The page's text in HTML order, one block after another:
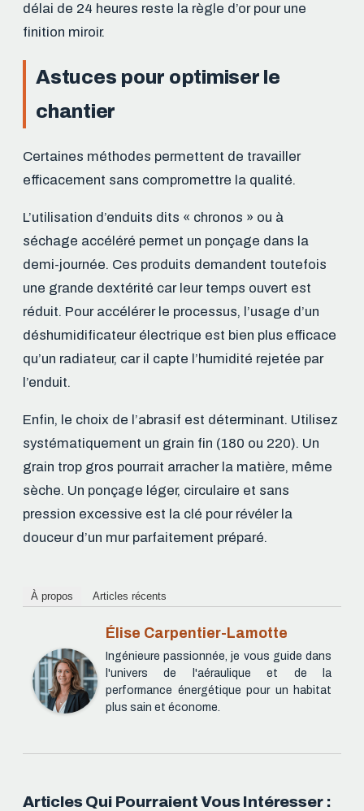
délai de 24 heures reste la règle d’or pour une
finition miroir.
Astuces pour optimiser le
chantier
Certaines méthodes permettent de travailler
efficacement sans compromettre la qualité.
L’utilisation d’enduits dits « chronos » ou à
séchage accéléré permet un ponçage dans la
demi-journée. Ces produits demandent toutefois
une grande dextérité car leur temps ouvert est
réduit. Pour accélérer le processus, l’usage d’un
déshumidificateur électrique est bien plus efficace
qu’un radiateur, car il capte l’humidité rejetée par
l’enduit.
Enfin, le choix de l’abrasif est déterminant. Utilisez
systématiquement un grain fin (180 ou 220). Un
grain trop gros pourrait arracher la matière, même
sèche. Un ponçage léger, circulaire et sans
pression excessive est la clé pour révéler la
douceur d’un mur parfaitement préparé.
À propos Articles récents
Élise Carpentier-Lamotte
Ingénieure passionnée, je vous guide dans
l'univers de l'aéraulique et de la
performance énergétique pour un habitat
plus sain et économe.
Articles Qui Pourraient Vous Intéresser :